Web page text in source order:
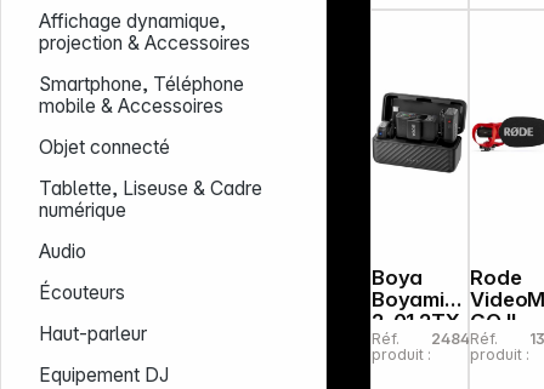
Affichage dynamique,
projection & Accessoires
Smartphone, Téléphone
mobile & Accessoires
Objet connecté
Tablette, Liseuse & Cadre
numérique
Audio
Écouteurs
Haut-parleur
Equipement DJ
Boya
Boyamic
2-01 2TX
+ 3RX
Réf.
produit :
248448
Rode
GO II
Helix
Réf.
produit :